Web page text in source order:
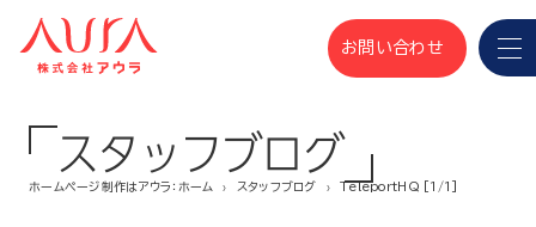
お問い合わせ
スタッフブログ
ホームページ制作はアウラ：ホーム スタッフブログ TeleportHQ [1/1]